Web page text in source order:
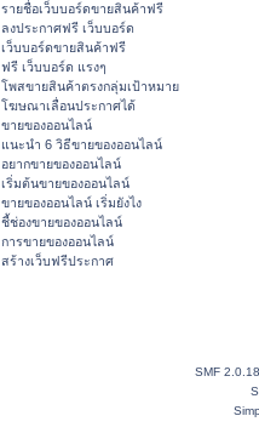
รายชื่อเว็บบอร์ดขายสินค้าฟรี
ลงประกาศฟรี เว็บบอร์ด
เว็บบอร์ดขายสินค้าฟรี
ฟรี เว็บบอร์ด แรงๆ
โพสขายสินค้าตรงกลุ่มเป้าหมาย
โฆษณาเลื่อนประกาศได้
ขายของออนไลน์
แนะนำ 6 วิธีขายของออนไลน์
อยากขายของออนไลน์
เริ่มต้นขายของออนไลน์
ขายของออนไลน์ เริ่มยังไง
ชี้ช่องขายของออนไลน์
การขายของออนไลน์
สร้างเว็บฟรีประกาศ
SMF 2.0.18